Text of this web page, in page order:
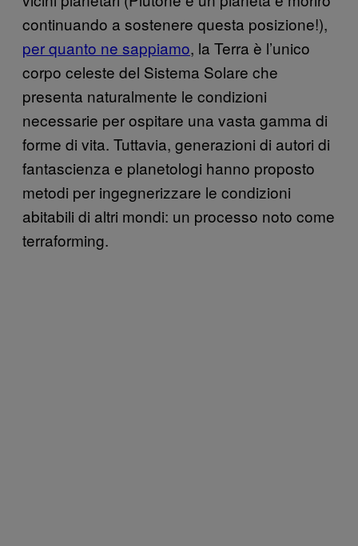
continuando a sostenere questa posizione!),
per quanto ne sappiamo, la Terra è l’unico
corpo celeste del Sistema Solare che
presenta naturalmente le condizioni
necessarie per ospitare una vasta gamma di
forme di vita. Tuttavia, generazioni di autori di
fantascienza e planetologi hanno proposto
metodi per ingegnerizzare le condizioni
abitabili di altri mondi: un processo noto come
terraforming.